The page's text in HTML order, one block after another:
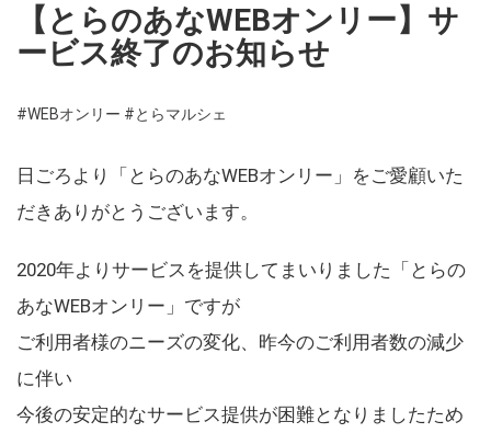
【とらのあなWEBオンリー】サ
ービス終了のお知らせ
#WEBオンリー #とらマルシェ
日ごろより「とらのあなWEBオンリー」をご愛顧いた
だきありがとうございます。
2020年よりサービスを提供してまいりました「とらの
あなWEBオンリー」ですが
ご利用者様のニーズの変化、昨今のご利用者数の減少
に伴い
今後の安定的なサービス提供が困難となりましたため